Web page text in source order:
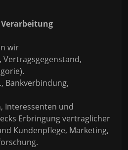
Verarbeitung
wir
Vertragsgegenstand,
Bankverbindung,
Interessenten und
Erbringung vertraglicher
Kundenpflege, Marketing,